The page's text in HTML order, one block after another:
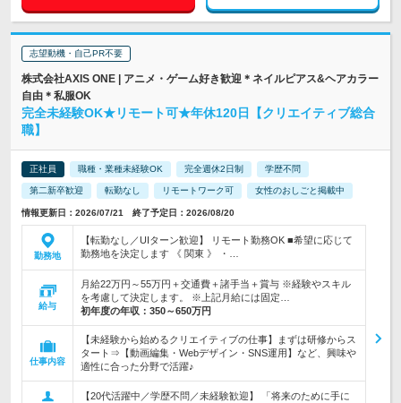
志望動機・自己PR不要
株式会社AXIS ONE | アニメ・ゲーム好き歓迎＊ネイルピアス&ヘアカラー
自由＊私服OK
完全未経験OK★リモート可★年休120日【クリエイティブ総合
職】
正社員 職種・業種未経験OK 完全週休2日制 学歴不問
第二新卒歓迎 転勤なし リモートワーク可 女性のおしごと掲載中
情報更新日：2026/07/21 終了予定日：2026/08/20
勤務地
【転勤なし／UIターン歓迎】 リモート勤務OK ■希望に応じて
勤務地を決定します 《 関東 》 ・…
給与
月給22万円～55万円＋交通費＋諸手当＋賞与 ※経験やスキル
を考慮して決定します。 ※上記月給には固定…
初年度の年収： 350～650万円
仕事内容
【未経験から始めるクリエイティブの仕事】まずは研修からス
タート⇒【動画編集・Webデザイン・SNS運用】など、興味や
適性に合った分野で活躍♪
【20代活躍中／学歴不問／未経験歓迎】 「将来のために手に